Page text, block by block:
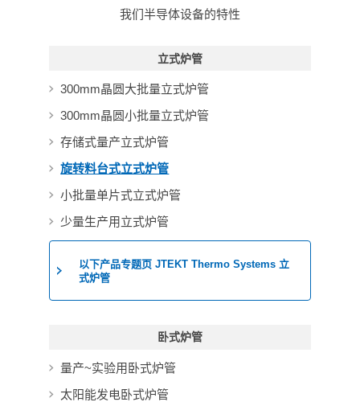
我们半导体设备的特性
立式炉管
300mm晶圆大批量立式炉管
300mm晶圆小批量立式炉管
存储式量产立式炉管
旋转料台式立式炉管
小批量单片式立式炉管
少量生产用立式炉管
以下产品专题页 JTEKT Thermo Systems 立
式炉管
卧式炉管
量产~实验用卧式炉管
太阳能发电卧式炉管